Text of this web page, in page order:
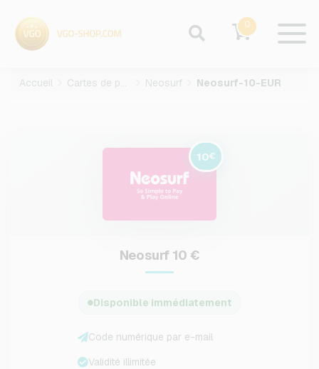
0
Accueil Cartes de paiement Neosurf Neosurf-10-EUR
10€
Neosurf 10 €
Disponible immédiatement
Code numérique par e-mail
Validité illimitée